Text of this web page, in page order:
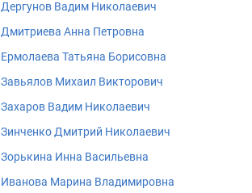
Дергунов Вадим Николаевич
Дмитриева Анна Петровна
Ермолаева Татьяна Борисовна
Завьялов Михаил Викторович
Захаров Вадим Николаевич
Зинченко Дмитрий Николаевич
Зорькина Инна Васильевна
Иванова Марина Владимировна